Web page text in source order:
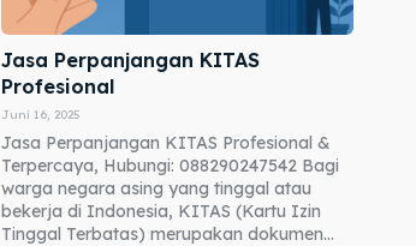
Jasa Perpanjangan KITAS
Profesional
Juni 16, 2025
Jasa Perpanjangan KITAS Profesional &
Terpercaya, Hubungi: 088290247542 Bagi
warga negara asing yang tinggal atau
bekerja di Indonesia, KITAS (Kartu Izin
Tinggal Terbatas) merupakan dokumen...